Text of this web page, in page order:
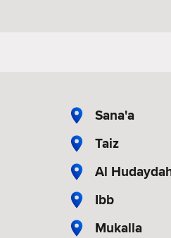
Sana'a
Taiz
Al
Ibb
Mukalla